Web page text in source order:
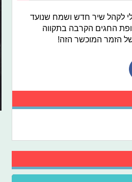
לקהל שיר חדש ושמח שנועד
החגים הקרבה בתקווה
של הזמר המוכשר הזה!